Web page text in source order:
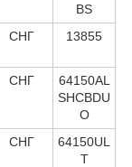
BS
СНГ 13855
СНГ
64150AL
SHCBDU
O
СНГ
64150UL
T